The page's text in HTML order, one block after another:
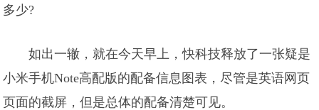
如出一辙，就在今天早上，快科技释放了一张疑是
小米手机Note高配版的配备信息图表，尽管是英语网页
页面的截屏，但是总体的配备清楚可见。